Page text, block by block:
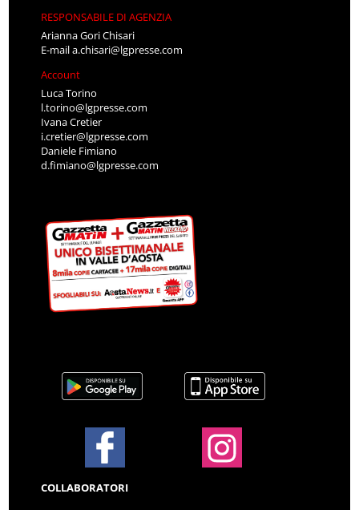
RESPONSABILE DI AGENZIA
Arianna Gori Chisari
E-maila.chisari@lgpresse.com
Account
Luca Torino
l.torino@lgpresse.com
Ivana Cretier
i.cretier@lgpresse.com
Daniele Fimiano
d.fimiano@lgpresse.com
COLLABORATORI